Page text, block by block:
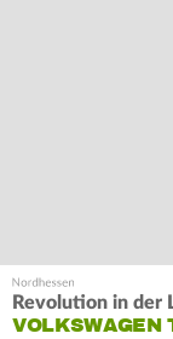
Revolution in der
VOLKSWAGEN